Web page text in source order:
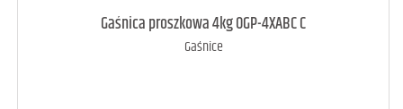
art. może być niedostępny <1
Gaśnica proszkowa 4kg OGP-4XABC C
Gaśnice